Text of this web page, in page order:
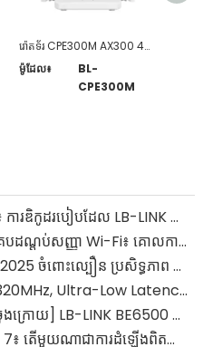
រ៉ោតទ័រ CPE300M AX300 4G LTE
ម៉ូដែល៖
BL-
CPE300M
ពីវ៉ាយហ្វាយ 1 ដល់វ៉ាយហ្វាយ 7៖ ការឌិកូដរបៀបដែល LB-LINK ផ្លាស់ប្តូរបទពិសោធន៍បណ្តាញនៅផ្ទះ
មគ្គុទ្ទេសក៍ចុងក្រោយចំពោះការគ្របដណ្តប់សញ្ញា Wi-Fi៖ គោលការណ៍បច្ចេកទេស និងគន្លឹះបង្កើនប្រសិទ្ធភាពកម្រិតខ្ពស់សម្រាប់ឆ្នាំ 2025 (ជាមួយទិន្នន័យសាកល្បង និងបញ្ជីជ្រើសរើសឧបករណ៍)
តើ WiFi 7 ជាអ្វី? មគ្គុទ្ទេសក៍ឆ្នាំ 2025 ចំពោះល្បឿន ប្រសិទ្ធភាព និងកម្មវិធីពិភពលោកពិត
Wi-Fi 7 បានពន្យល់៖ ល្បឿន 320MHz, Ultra-Low Latency & Global Applications Guide
[ដោះសោបទពិសោធន៍បណ្តាញចុងក្រោយ] LB-LINK BE6500 Wi-Fi 7 អាដាប់ទ័រ USB ឥតខ្សែ៖ កំណត់ឡើងវិញនូវជីវិតអនឡាញរបស់អ្នក
វ៉ាយហ្វាយ 6 ទល់នឹង វ៉ាយហ្វាយ 7៖ តើមួយណាជាការដំឡើងពិតប្រាកដសម្រាប់បណ្តាញផ្ទះរបស់អ្នក?